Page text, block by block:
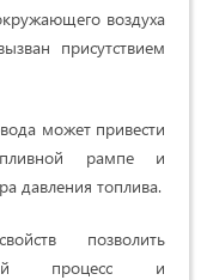
воздуха
присутствием
может привести
рампе и
давления топлива.
позволить
процесс и